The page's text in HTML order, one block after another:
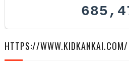
HTTPS://WWW.KIDKANKAI.COM/